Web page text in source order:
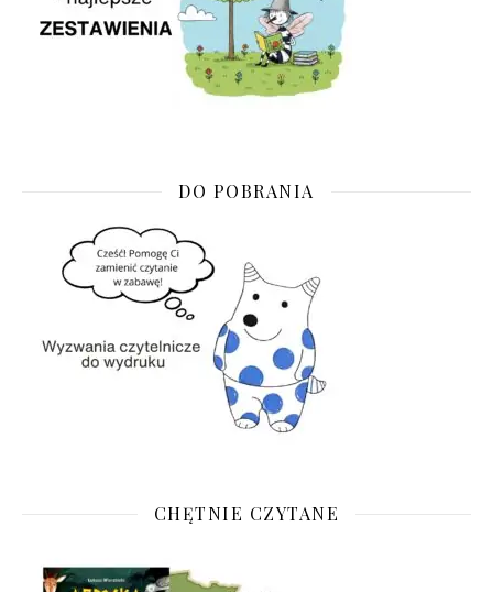
DO POBRANIA
CHĘTNIE CZYTANE